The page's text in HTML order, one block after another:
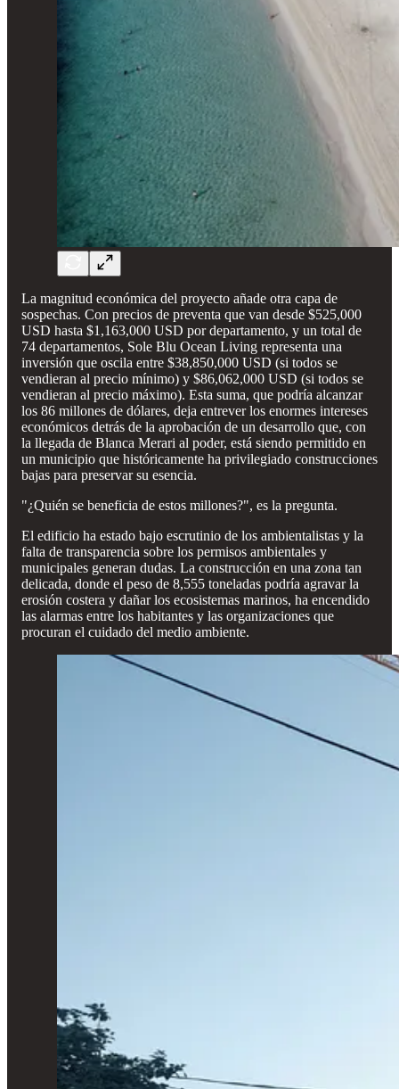
La magnitud económica del proyecto añade otra capa de
sospechas. Con precios de preventa que van desde $525,000
USD hasta $1,163,000 USD por departamento, y un total de
74 departamentos, Sole Blu Ocean Living representa una
inversión que oscila entre $38,850,000 USD (si todos se
vendieran al precio mínimo) y $86,062,000 USD (si todos se
vendieran al precio máximo). Esta suma, que podría alcanzar
los 86 millones de dólares, deja entrever los enormes intereses
económicos detrás de la aprobación de un desarrollo que, con
la llegada de Blanca Merari al poder, está siendo permitido en
un municipio que históricamente ha privilegiado construcciones
bajas para preservar su esencia.
"¿Quién se beneficia de estos millones?", es la pregunta.
El edificio ha estado bajo escrutinio de los ambientalistas y la
falta de transparencia sobre los permisos ambientales y
municipales generan dudas. La construcción en una zona tan
delicada, donde el peso de 8,555 toneladas podría agravar la
erosión costera y dañar los ecosistemas marinos, ha encendido
las alarmas entre los habitantes y las organizaciones que
procuran el cuidado del medio ambiente.